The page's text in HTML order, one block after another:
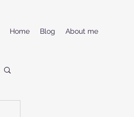
Home Blog About me